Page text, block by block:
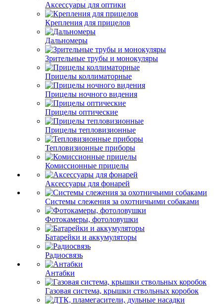
Аксессуары для оптики
Крепления для прицелов
Дальномеры
Зрительные трубы и монокуляры
Прицелы коллиматорные
Прицелы ночного видения
Прицелы оптические
Прицелы тепловизионные
Тепловизионные приборы
Комиссионные прицелы
Аксессуары для фонарей
Системы слежения за охотничьими собаками
Фотокамеры, фотоловушки
Батарейки и аккумуляторы
Радиосвязь
Антабки
Газовая система, крышки ствольных коробок